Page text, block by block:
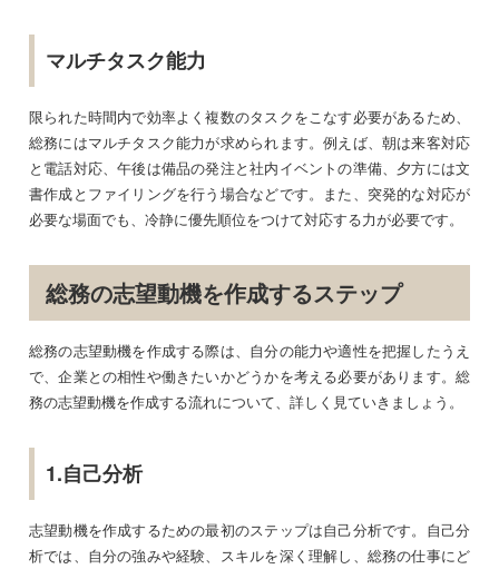
マルチタスク能力
限られた時間内で効率よく複数のタスクをこなす必要があるため、
総務にはマルチタスク能力が求められます。例えば、朝は来客対応
と電話対応、午後は備品の発注と社内イベントの準備、夕方には文
書作成とファイリングを行う場合などです。また、突発的な対応が
必要な場面でも、冷静に優先順位をつけて対応する力が必要です。
総務の志望動機を作成するステップ
総務の志望動機を作成する際は、自分の能力や適性を把握したうえ
で、企業との相性や働きたいかどうかを考える必要があります。総
務の志望動機を作成する流れについて、詳しく見ていきましょう。
1.自己分析
志望動機を作成するための最初のステップは自己分析です。自己分
析では、自分の強みや経験、スキルを深く理解し、総務の仕事にど